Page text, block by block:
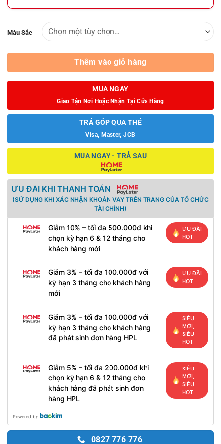
Màu Sắc
Thêm vào giỏ hàng
MUA NGAY
Giao Tận Nơi Hoặc Nhận Tại Cửa Hàng
TRẢ GÓP QUA THẺ
Visa, Master, JCB
MUA NGAY - TRẢ SAU
ƯU ĐÃI KHI THANH TOÁN
(SỬ DỤNG KHI XÁC NHẬN KHOẢN VAY TRÊN TRANG CỦA TỔ CHỨC
TÀI CHÍNH)
Giảm 10% – tối đa 500.000đ khi
chọn kỳ hạn 6 & 12 tháng cho
khách hàng mới
ƯU ĐÃI
HOT
Giảm 3% – tối đa 100.000đ với
kỳ hạn 3 tháng cho khách hàng
mới
ƯU ĐÃI
HOT
Giảm 3% – tối đa 100.000đ với
kỳ hạn 3 tháng cho khách hàng
đã phát sinh đơn hàng HPL
SIÊU
MỚI,
SIÊU
HOT
Giảm 5% – tối đa 200.000đ khi
chọn kỳ hạn 6 & 12 tháng cho
khách hàng đã phát sinh đơn
hàng HPL
SIÊU
MỚI,
SIÊU
HOT
Powered by
0827 776 776